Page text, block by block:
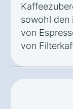
sowohl den
von
von